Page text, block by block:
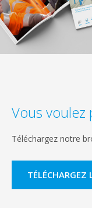
Vous voulez
Téléchargez notre
TÉLÉCHARGEZ